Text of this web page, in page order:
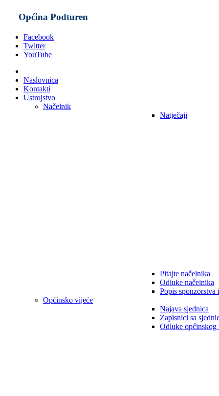
Općina Podturen
Facebook
Twitter
YouTube
Naslovnica
Kontakti
Ustrojstvo
Načelnik
Natječaji
Pitajte načelnika
Odluke načelnika
Popis sponzorstva
Općinsko vijeće
Najava sjednica
Zapisnici sa
Odluke općinskog